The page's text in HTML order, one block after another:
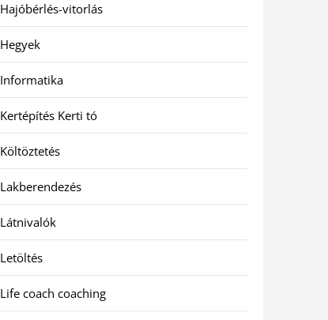
Hajóbérlés-vitorlás
Hegyek
Informatika
Kertépítés Kerti tó
Költöztetés
Lakberendezés
Látnivalók
Letöltés
Life coach coaching